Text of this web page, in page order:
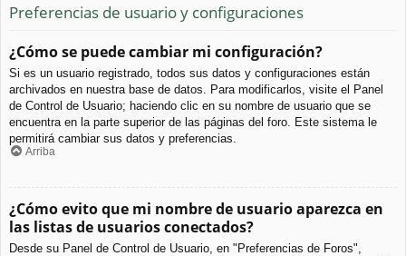
Preferencias de usuario y configuraciones
¿Cómo se puede cambiar mi configuración?
Si es un usuario registrado, todos sus datos y configuraciones están
archivados en nuestra base de datos. Para modificarlos, visite el Panel
de Control de Usuario; haciendo clic en su nombre de usuario que se
encuentra en la parte superior de las páginas del foro. Este sistema le
permitirá cambiar sus datos y preferencias.
Arriba
¿Cómo evito que mi nombre de usuario aparezca en
las listas de usuarios conectados?
Desde su Panel de Control de Usuario, en "Preferencias de Foros",